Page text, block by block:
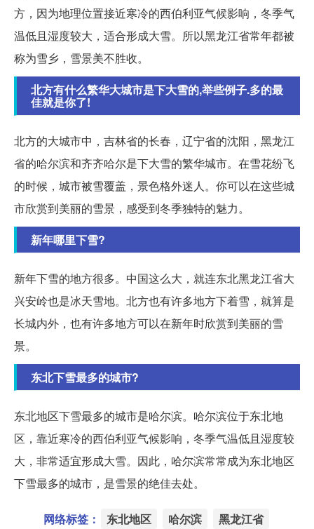
方，因为地理位置接近寒冷的西伯利亚气候影响，冬季气
温低且湿度较大，适合形成大雪。所以黑龙江省常年都被
称为雪乡，雪景美不胜收。
北方有什么繁华大城市是下大雪的,举些例子.多的最
佳就是你了!
北方的大城市中，吉林省的长春，辽宁省的沈阳，黑龙江
省的哈尔滨和齐齐哈尔是下大雪的繁华城市。在雪花纷飞
的时候，城市被雪覆盖，景色格外迷人。你可以在这些城
市欣赏到美丽的雪景，感受到冬季独特的魅力。
新年哪里下雪?
新年下雪的地方很多。中国这么大，就连东北黑龙江省大
兴安岭也是冰天雪地。北方也有许多地方下着雪，就算是
长城内外，也有许多地方可以在新年时欣赏到美丽的雪
景。
东北下雪最多的城市?
东北地区下雪最多的城市是哈尔滨。哈尔滨位于东北地
区，靠近寒冷的西伯利亚气候影响，冬季气温低且湿度较
大，非常适宜形成大雪。因此，哈尔滨常常成为东北地区
下雪最多的城市，是雪景的绝佳去处。
网络标签： 东北地区 哈尔滨 黑龙江省